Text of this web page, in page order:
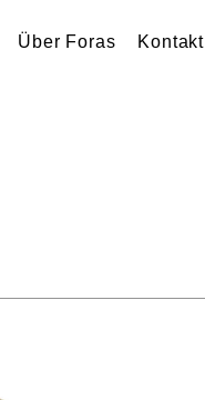
Über Foras Kontakt